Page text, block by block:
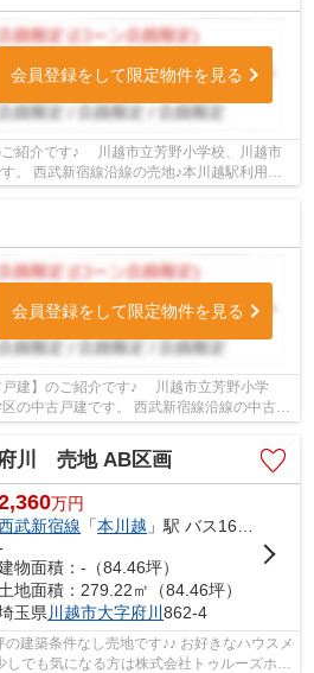
会員登録をして限定物件を見る
紹介です♪ 川越市立芳野小学校、川越市
。 西武新宿線沿線の売地♪本川越駅利用可
ルーズホーム小江...
会員登録をして限定物件を見る
紹介です♪ 川越市立芳野小学
。 西武新宿線沿線の中古戸
建♪本川越駅徒歩64分の中古戸建です。 お気...
川 売地 AB区画
万円
武新宿線 「本川越 」駅 バス16分 「下府川」 停歩2分
物面積：-（84.46坪）
土地面積：279.22㎡（84.46坪）
玉県 川越市大字府川862-4
建築条件なし売地です♪♪ お好きなハウスメ
でも気になる方は株式会社トゥルーズホー